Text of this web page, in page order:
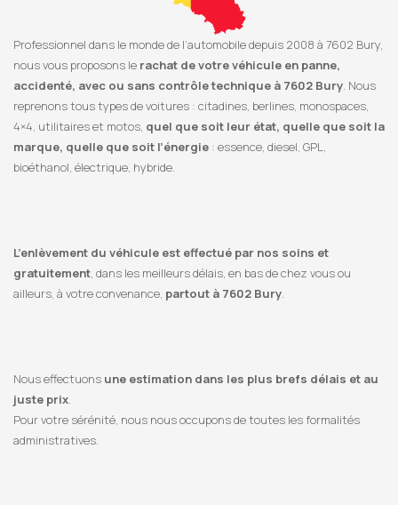
Professionnel dans le monde de l’automobile depuis 2008 à 7602 Bury,
nous vous proposons le rachat de votre véhicule en panne,
accidenté, avec ou sans contrôle technique à 7602 Bury. Nous
reprenons tous types de voitures : citadines, berlines, monospaces,
4×4, utilitaires et motos, quel que soit leur état, quelle que soit la
marque, quelle que soit l’énergie : essence, diesel, GPL,
bioéthanol, électrique, hybride.
L’enlèvement du véhicule est effectué par nos soins et
gratuitement, dans les meilleurs délais, en bas de chez vous ou
ailleurs, à votre convenance, partout à 7602 Bury.
Nous effectuons une estimation dans les plus brefs délais et au
juste prix.
Pour votre sérénité, nous nous occupons de toutes les formalités
administratives.